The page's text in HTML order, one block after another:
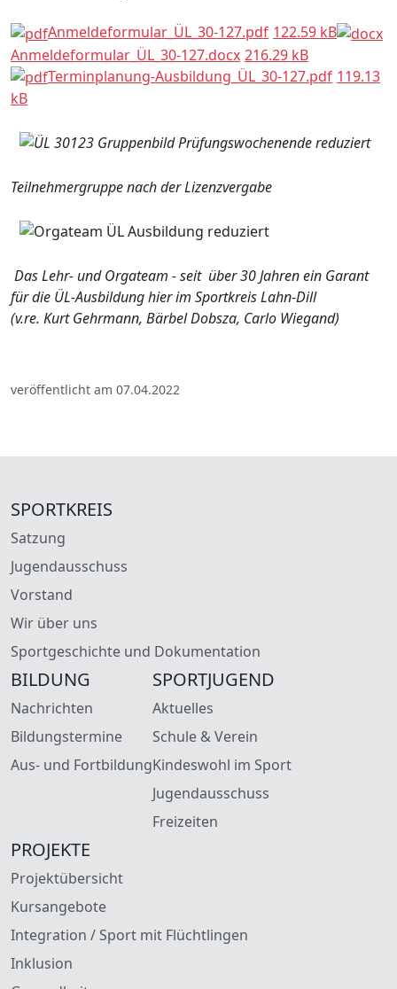
Anmeldeformular_ÜL_30-127.pdf 122.59 kB
Anmeldeformular_ÜL_30-127.docx 216.29 kB
Terminplanung-Ausbildung_ÜL_30-127.pdf 119.13
kB
Teilnehmergruppe nach der Lizenzvergabe
Das Lehr- und Orgateam - seit über 30 Jahren ein Garant
für die ÜL-Ausbildung hier im Sportkreis Lahn-Dill
(v.re. Kurt Gehrmann, Bärbel Dobsza, Carlo Wiegand)
veröffentlicht am 07.04.2022
SPORTKREIS
Satzung
Jugendausschuss
Vorstand
Wir über uns
Sportgeschichte und Dokumentation
BILDUNG
Nachrichten
Bildungstermine
Aus- und Fortbildung
SPORTJUGEND
Aktuelles
Schule & Verein
Kindeswohl im Sport
Jugendausschuss
Freizeiten
PROJEKTE
Projektübersicht
Kursangebote
Integration / Sport mit Flüchtlingen
Inklusion